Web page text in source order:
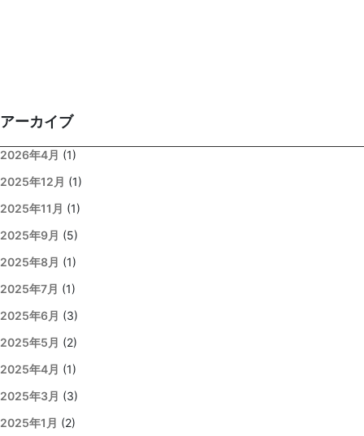
アーカイブ
2026年4月 (1)
2025年12月 (1)
2025年11月 (1)
2025年9月 (5)
2025年8月 (1)
2025年7月 (1)
2025年6月 (3)
2025年5月 (2)
2025年4月 (1)
2025年3月 (3)
2025年1月 (2)